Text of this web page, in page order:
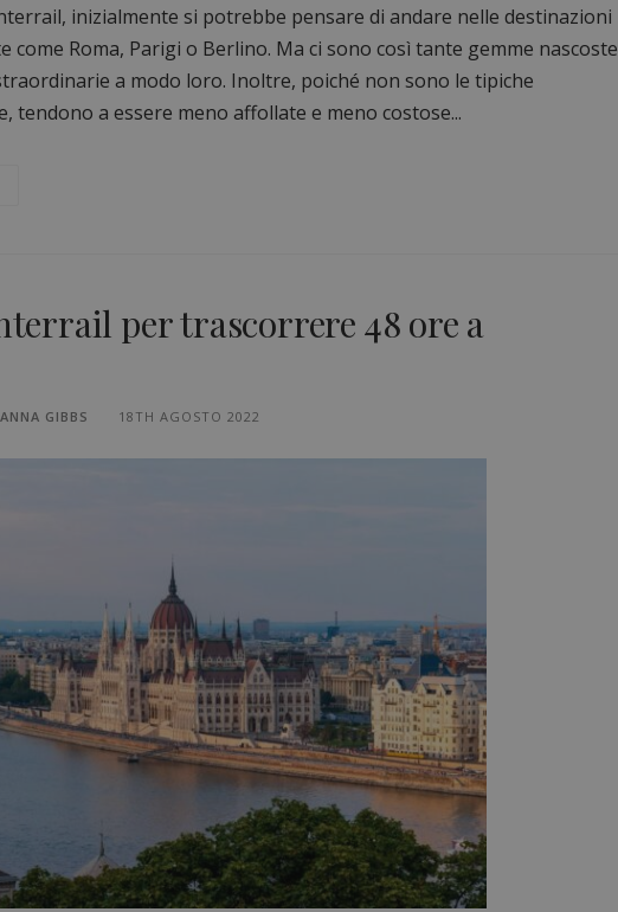
inizialmente si potrebbe pensare di andare nelle destinazioni
come Roma, Parigi o Berlino. Ma ci sono così tante gemme nascoste
a modo loro. Inoltre, poiché non sono le tipiche
tendono a essere meno affollate e meno costose...
per trascorrere 48 ore a
ANNA GIBBS 18TH AGOSTO 2022